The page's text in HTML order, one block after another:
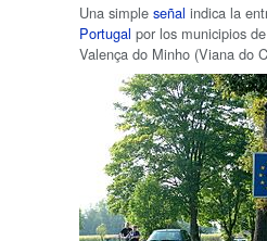
Una simple señal indica la
Portugal por los municipios de
Valença do Minho (Viana do